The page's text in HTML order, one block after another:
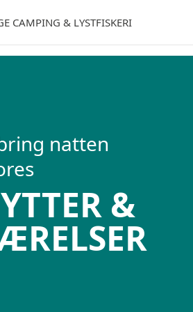
natten
&